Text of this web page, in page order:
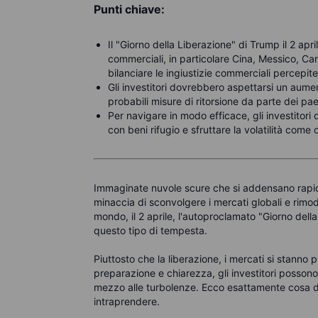
Punti chiave:
Il "Giorno della Liberazione" di Trump il 2
commerciali, in particolare Cina, Messico,
bilanciare le ingiustizie commerciali
Gli investitori dovrebbero aspettarsi un
probabili misure di ritorsione da parte dei
Per navigare in modo efficace, gli
con beni rifugio e sfruttare la volatilità come
Immaginate nuvole scure che si addensano
minaccia di sconvolgere i mercati globali e
mondo, il 2 aprile, l'autoproclamato "Giorno
questo tipo di tempesta.
Piuttosto che la liberazione, i mercati si stanno
preparazione e chiarezza, gli investitori
mezzo alle turbolenze. Ecco esattamente
intraprendere.